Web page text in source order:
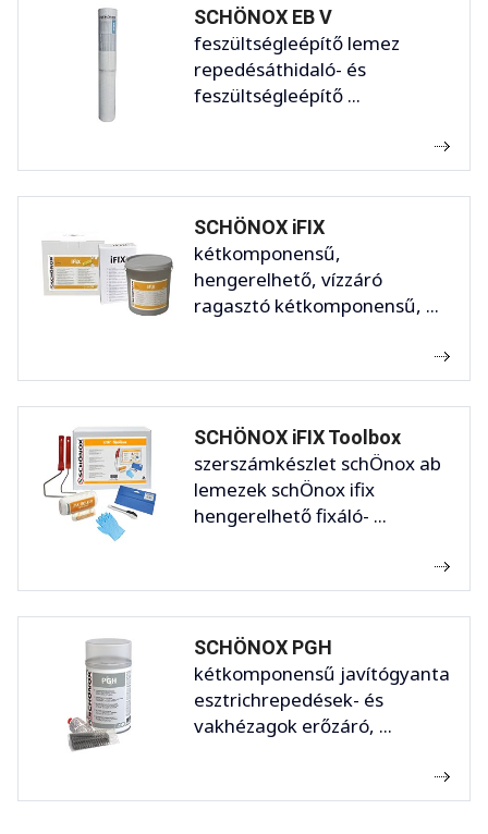
SCHÖNOX EB V
feszültségleépítő lemez
repedésáthidaló- és
feszültségleépítő ...
SCHÖNOX iFIX
kétkomponensű,
hengerelhető, vízzáró
ragasztó kétkomponensű, ...
SCHÖNOX iFIX Toolbox
szerszámkészlet schÖnox ab
lemezek schÖnox ifix
hengerelhető fixáló- ...
SCHÖNOX PGH
kétkomponensű javítógyanta
esztrichrepedések- és
vakhézagok erőzáró, ...